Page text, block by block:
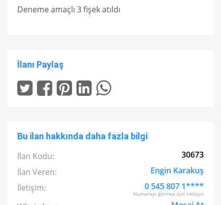
Deneme amaçlı 3 fişek atıldı
İlanı Paylaş
Bu ilan hakkında daha fazla bilgi
İlan Kodu:
30673
İlan Veren:
Engin Karakuş
İletişim:
0 545 807 1****
Numarayı görmek için tıklayın